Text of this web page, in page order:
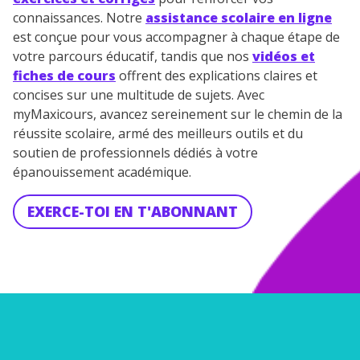
connaissances. Notre assistance scolaire en ligne
est conçue pour vous accompagner à chaque étape de
votre parcours éducatif, tandis que nos vidéos et
fiches de cours offrent des explications claires et
concises sur une multitude de sujets. Avec
myMaxicours, avancez sereinement sur le chemin de la
réussite scolaire, armé des meilleurs outils et du
soutien de professionnels dédiés à votre
épanouissement académique.
EXERCE-TOI EN T'ABONNANT